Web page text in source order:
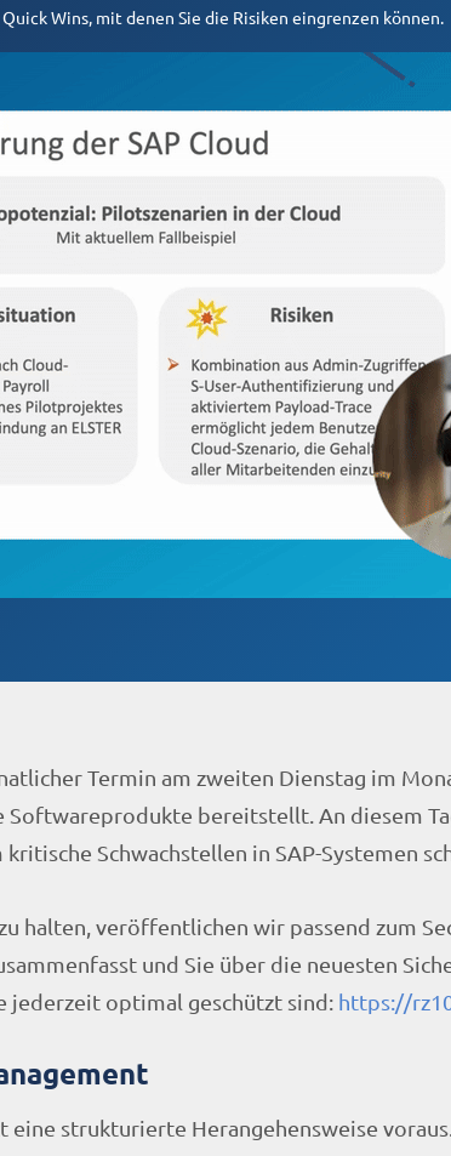
Wins, mit denen Sie die Risiken eingrenzen können.
Termin am zweiten Dienstag im
Softwareprodukte bereitstellt. An diesem
Schwachstellen in SAP-Systemen
halten, veröffentlichen wir passend zum
und Sie über die neuesten
jederzeit optimal geschützt sind: https://
eine strukturierte Herangehensweise